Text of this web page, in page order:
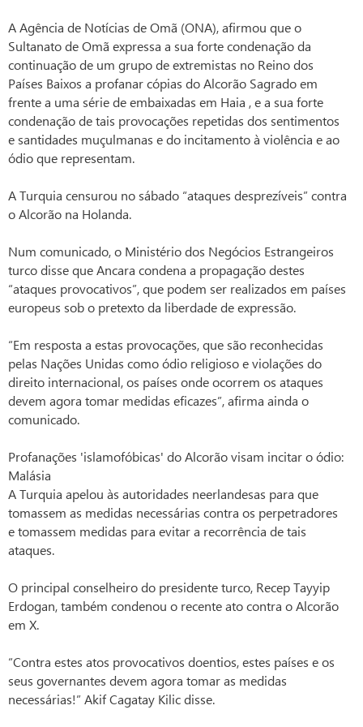
A Agência de Notícias de Omã (ONA), afirmou que o
Sultanato de Omã expressa a sua forte condenação da
continuação de um grupo de extremistas no Reino dos
Países Baixos a profanar cópias do Alcorão Sagrado em
frente a uma série de embaixadas em Haia , e a sua forte
condenação de tais provocações repetidas dos sentimentos
e santidades muçulmanas e do incitamento à violência e ao
ódio que representam.
A Turquia censurou no sábado “ataques desprezíveis” contra
o Alcorão na Holanda.
Num comunicado, o Ministério dos Negócios Estrangeiros
turco disse que Ancara condena a propagação destes
“ataques provocativos”, que podem ser realizados em países
europeus sob o pretexto da liberdade de expressão.
“Em resposta a estas provocações, que são reconhecidas
pelas Nações Unidas como ódio religioso e violações do
direito internacional, os países onde ocorrem os ataques
devem agora tomar medidas eficazes”, afirma ainda o
comunicado.
Profanações 'islamofóbicas' do Alcorão visam incitar o ódio:
Malásia
A Turquia apelou às autoridades neerlandesas para que
tomassem as medidas necessárias contra os perpetradores
e tomassem medidas para evitar a recorrência de tais
ataques.
O principal conselheiro do presidente turco, Recep Tayyip
Erdogan, também condenou o recente ato contra o Alcorão
em X.
“Contra estes atos provocativos doentios, estes países e os
seus governantes devem agora tomar as medidas
necessárias!” Akif Cagatay Kilic disse.